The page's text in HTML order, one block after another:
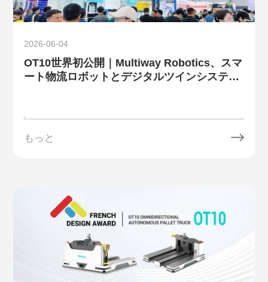
2026-06-04
OT10世界初公開｜Multiway Robotics、スマ
ート物流ロボットとデジタルツインシステム
もっと